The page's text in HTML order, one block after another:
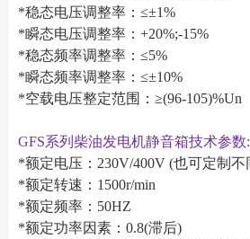
*稳态电压调整率：≤±1%
*瞬态电压调整率：+20%;-15%
*稳态频率调整率：≤5%
*瞬态频率调整率：≤±10%
*空载电压整定范围：≥(96-105)%Un
GFS系列柴油发电机静音箱技术参数:
*额定电压：230V/400V (也可定制
*额定转速：1500r/min
*额定频率：50HZ
*额定功率因素：0.8(滞后)